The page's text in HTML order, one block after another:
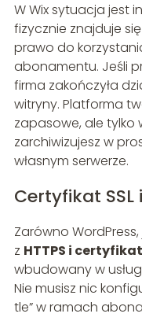
W Wix sytuacja jest
fizycznie znajduje
prawo do
abonamentu. Jeśli
firma zakończyła
witryny. Platforma
zapasowe, ale tylko
zarchiwizujesz w
własnym serwerze.
Certyfikat
Zarówno
z HTTPS i
wbudowany w
Nie musisz nic
tle” w ramach